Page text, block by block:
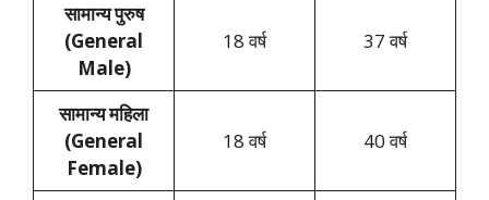
सामान्य पुरुष
(General
Male)
18 वर्ष 37 वर्ष
सामान्य महिला
(General
Female)
18 वर्ष 40 वर्ष